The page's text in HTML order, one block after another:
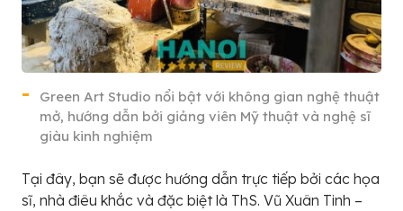
Green Art Studio nổi bật với không gian nghệ thuật
mở, hướng dẫn bởi giảng viên Mỹ thuật và nghệ sĩ
giàu kinh nghiệm
Tại đây, bạn sẽ được hướng dẫn trực tiếp bởi các họa
sĩ, nhà điêu khắc và đặc biệt là ThS. Vũ Xuân Tinh –